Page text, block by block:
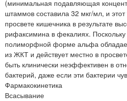
(минимальная подавляющая
штаммов составила 32 мкг/мл, и
просвете кишечника в результате
рифаксимина в фекалиях.
полиморфной форме альфа
из ЖКТ и действует местно в
быть клинически неэффективен в
бактерий, даже если эти бактерии
Фармакокинетика
Всасывание